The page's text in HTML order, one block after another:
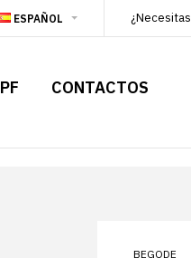
ESPAÑOL
PF CONTACTOS
BEGODE